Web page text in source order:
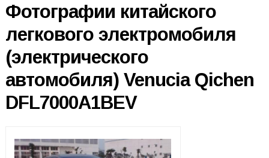
Фотографии китайского
легкового электромобиля
(электрического
автомобиля) Venucia Qichen
DFL7000A1BEV